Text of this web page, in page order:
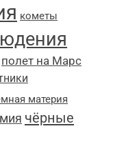
кометы
полет на Марс
материя
чёрные